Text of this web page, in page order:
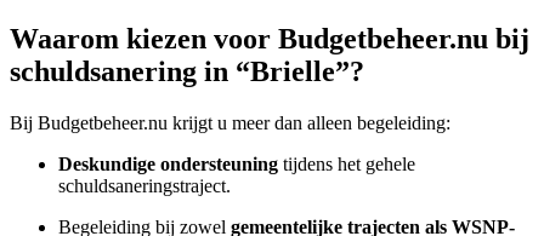
Waarom kiezen voor Budgetbeheer.nu bij
schuldsanering in “Brielle”?
Bij Budgetbeheer.nu krijgt u meer dan alleen begeleiding:
Deskundige ondersteuning tijdens het gehele
schuldsaneringstraject.
Begeleiding bij zowel gemeentelijke trajecten als WSNP-